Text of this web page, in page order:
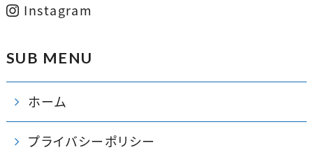
Instagram
SUB MENU
ホーム
プライバシーポリシー